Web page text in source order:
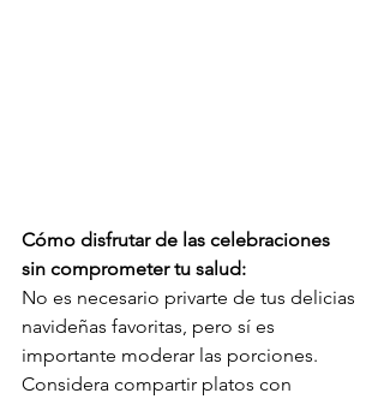
Cómo disfrutar de las celebraciones
sin comprometer tu salud:
No es necesario privarte de tus delicias
navideñas favoritas, pero sí es
importante moderar las porciones.
Considera compartir platos con